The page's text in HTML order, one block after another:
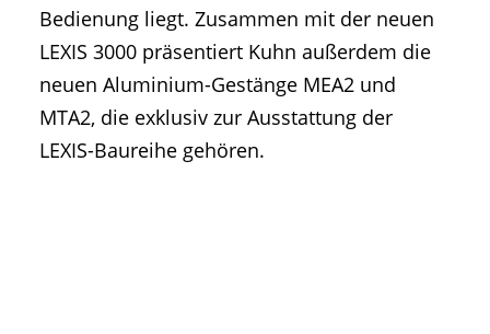
Bedienung liegt. Zusammen mit der neuen
LEXIS 3000 präsentiert Kuhn außerdem die
neuen Aluminium-Gestänge MEA2 und
MTA2, die exklusiv zur Ausstattung der
LEXIS-Baureihe gehören.